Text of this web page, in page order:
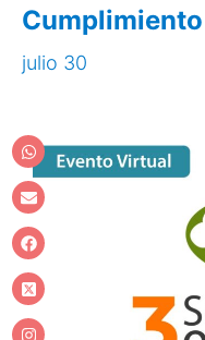
Cumplimiento
julio 30